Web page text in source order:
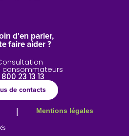
d'en parler,
faire aider ?
consommateurs
23 13 13
de contacts
Mentions légales
|